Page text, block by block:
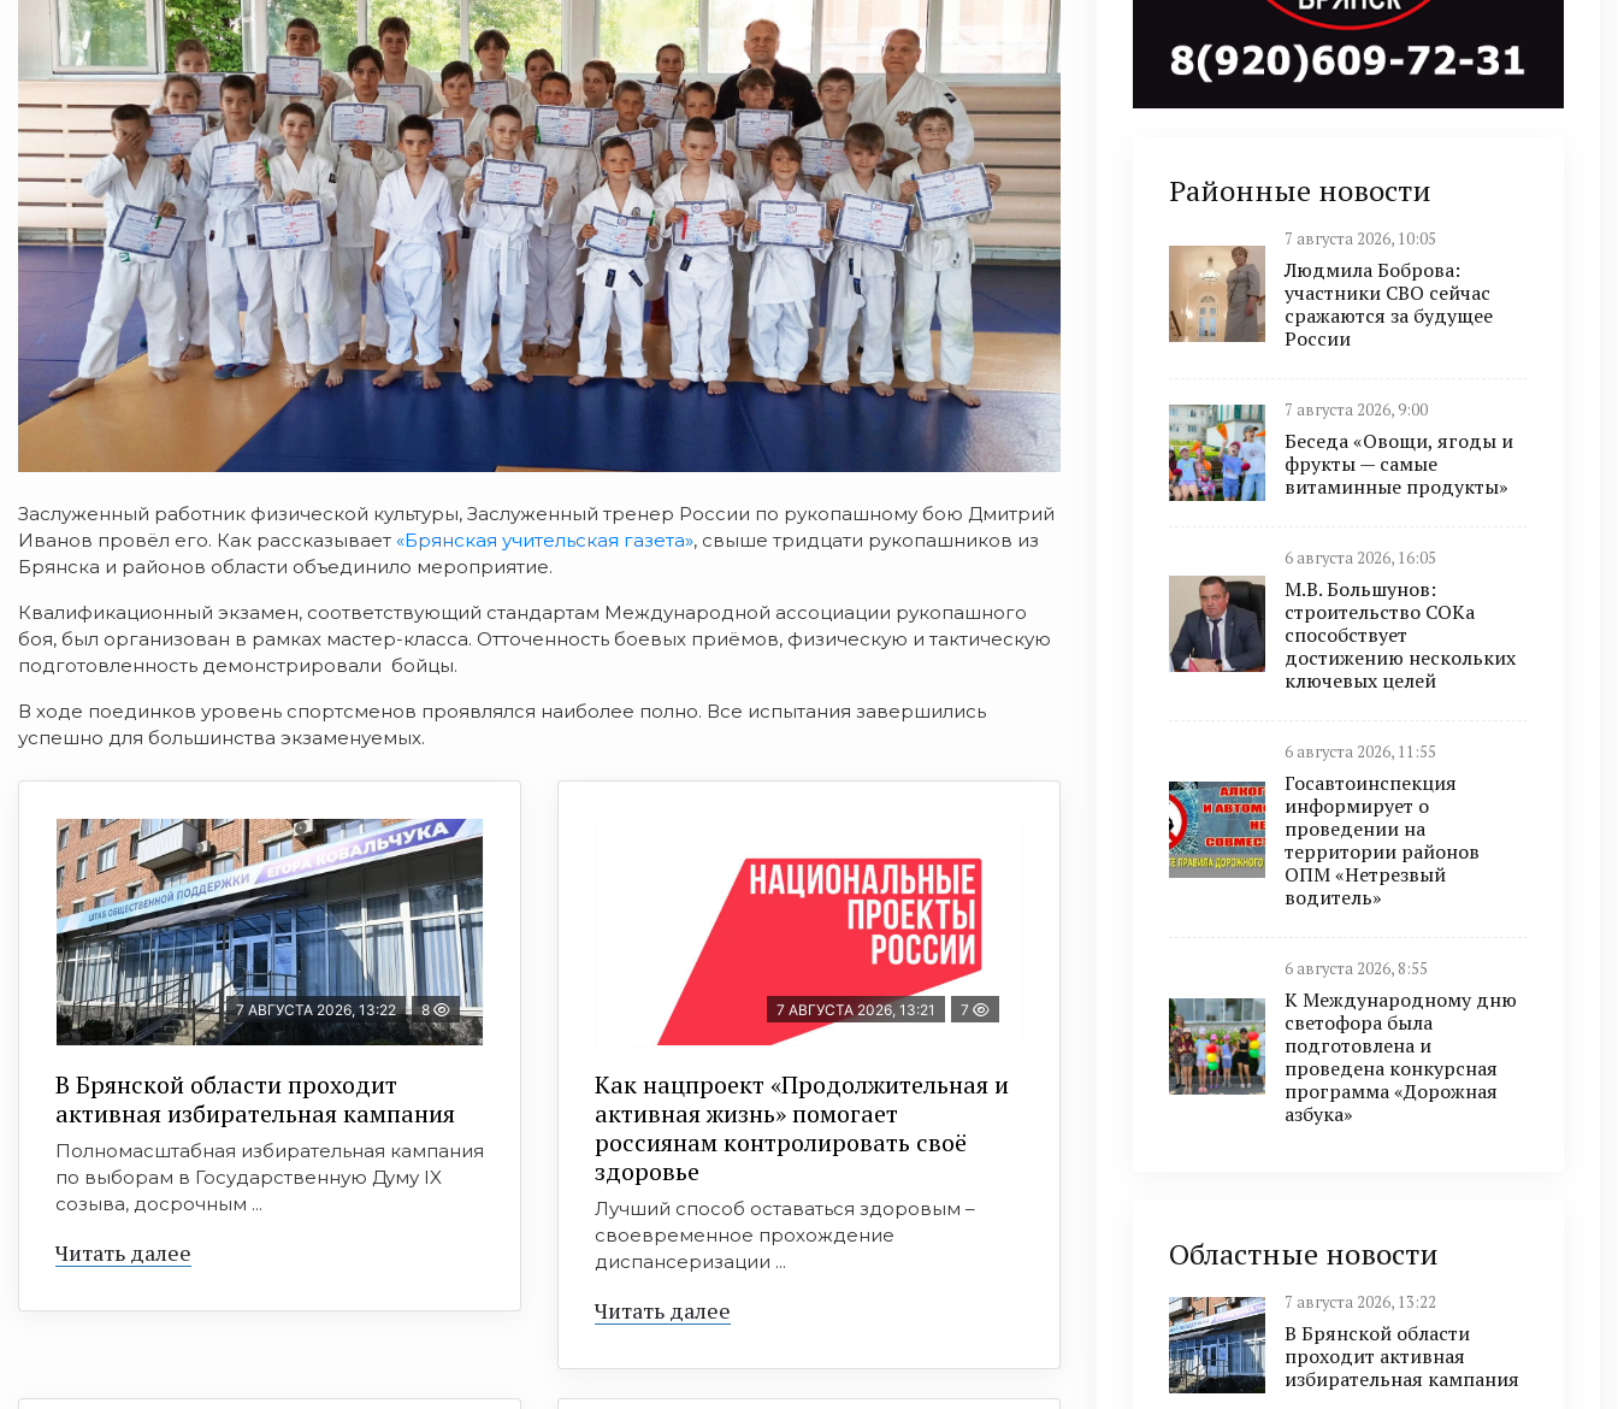
Заслуженный работник физической культуры, Заслуженный тренер России по рукопашному бою Дмитрий
Иванов провёл его. Как рассказывает «Брянская учительская газета», свыше тридцати рукопашников из
Брянска и районов области объединило мероприятие.
Квалификационный экзамен, соответствующий стандартам Международной ассоциации рукопашного
боя, был организован в рамках мастер-класса. Отточенность боевых приёмов, физическую и тактическую
подготовленность демонстрировали бойцы.
В ходе поединков уровень спортсменов проявлялся наиболее полно. Все испытания завершились
успешно для большинства экзаменуемых.
7 АВГУСТА 2026, 13:22 8
В Брянской области проходит
активная избирательная кампания
Полномасштабная избирательная кампания
по выборам в Государственную Думу IX
созыва, досрочным ...
Читать далее
7 АВГУСТА 2026, 13:21 7
Как нацпроект «Продолжительная и
активная жизнь» помогает
россиянам контролировать своё
здоровье
Лучший способ оставаться здоровым –
своевременное прохождение
диспансеризации ...
Читать далее
Районные новости
7 августа 2026, 10:05
Людмила Боброва:
участники СВО сейчас
сражаются за будущее
России
7 августа 2026, 9:00
Беседа «Овощи, ягоды и
фрукты — самые
витаминные продукты»
6 августа 2026, 16:05
М.В. Большунов:
строительство СОКа
способствует
достижению нескольких
ключевых целей
6 августа 2026, 11:55
Госавтоинспекция
информирует о
проведении на
территории районов
ОПМ «Нетрезвый
водитель»
6 августа 2026, 8:55
К Международному дню
светофора была
подготовлена и
проведена конкурсная
программа «Дорожная
азбука»
Областные новости
7 августа 2026, 13:22
В Брянской области
проходит активная
избирательная кампания